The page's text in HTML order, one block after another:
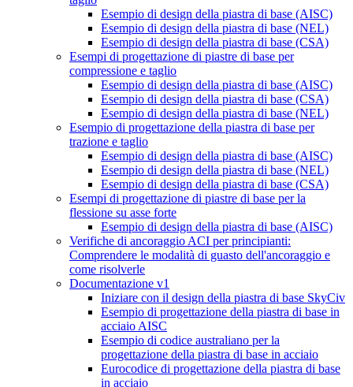
Esempio di design della piastra di base (AISC)
Esempio di design della piastra di base (NEL)
Esempio di design della piastra di base (CSA)
Esempi di progettazione di piastre di base per
compressione e taglio
Esempio di design della piastra di base (AISC)
Esempio di design della piastra di base (CSA)
Esempio di design della piastra di base (NEL)
Esempio di progettazione della piastra di base per
trazione e taglio
Esempio di design della piastra di base (AISC)
Esempio di design della piastra di base (NEL)
Esempio di design della piastra di base (CSA)
Esempi di progettazione di piastre di base per la
flessione su asse forte
Esempio di design della piastra di base (AISC)
Verifiche di ancoraggio ACI per principianti:
Comprendere le modalità di guasto dell'ancoraggio e
come risolverle
Documentazione v1
Iniziare con il design della piastra di base SkyCiv
Esempio di progettazione della piastra di base in
acciaio AISC
Esempio di codice australiano per la
progettazione della piastra di base in acciaio
Eurocodice di progettazione della piastra di base
in acciaio